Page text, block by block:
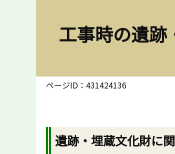
工事時の遺跡
ページID：431424136
遺跡・埋蔵文化財に